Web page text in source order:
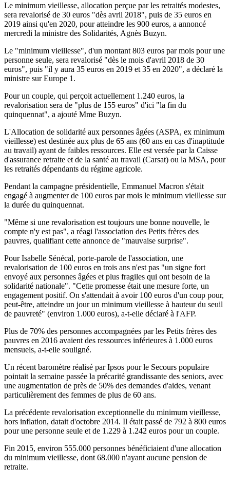
Le minimum vieillesse, allocation perçue par les retraités modestes,
sera revalorisé de 30 euros "dès avril 2018", puis de 35 euros en
2019 ainsi qu'en 2020, pour atteindre les 900 euros, a annoncé
mercredi la ministre des Solidarités, Agnès Buzyn.
Le "minimum vieillesse", d'un montant 803 euros par mois pour une
personne seule, sera revalorisé "dès le mois d'avril 2018 de 30
euros", puis "il y aura 35 euros en 2019 et 35 en 2020", a déclaré la
ministre sur Europe 1.
Pour un couple, qui perçoit actuellement 1.240 euros, la
revalorisation sera de "plus de 155 euros" d'ici "la fin du
quinquennat", a ajouté Mme Buzyn.
L'Allocation de solidarité aux personnes âgées (ASPA, ex minimum
vieillesse) est destinée aux plus de 65 ans (60 ans en cas d'inaptitude
au travail) ayant de faibles ressources. Elle est versée par la Caisse
d'assurance retraite et de la santé au travail (Carsat) ou la MSA, pour
les retraités dépendants du régime agricole.
Pendant la campagne présidentielle, Emmanuel Macron s'était
engagé à augmenter de 100 euros par mois le minimum vieillesse sur
la durée du quinquennat.
"Même si une revalorisation est toujours une bonne nouvelle, le
compte n'y est pas", a réagi l'association des Petits frères des
pauvres, qualifiant cette annonce de "mauvaise surprise".
Pour Isabelle Sénécal, porte-parole de l'association, une
revalorisation de 100 euros en trois ans n'est pas "un signe fort
envoyé aux personnes âgées et plus fragiles qui ont besoin de la
solidarité nationale". "Cette promesse était une mesure forte, un
engagement positif. On s'attendait à avoir 100 euros d'un coup pour,
peut-être, atteindre un jour un minimum vieillesse à hauteur du seuil
de pauvreté" (environ 1.000 euros), a-t-elle déclaré à l'AFP.
Plus de 70% des personnes accompagnées par les Petits frères des
pauvres en 2016 avaient des ressources inférieures à 1.000 euros
mensuels, a-t-elle souligné.
Un récent baromètre réalisé par Ipsos pour le Secours populaire
pointait la semaine passée la précarité grandissante des seniors, avec
une augmentation de près de 50% des demandes d'aides, venant
particulièrement des femmes de plus de 60 ans.
La précédente revalorisation exceptionnelle du minimum vieillesse,
hors inflation, datait d'octobre 2014. Il était passé de 792 à 800 euros
pour une personne seule et de 1.229 à 1.242 euros pour un couple.
Fin 2015, environ 555.000 personnes bénéficiaient d'une allocation
du minimum vieillesse, dont 68.000 n'ayant aucune pension de
retraite.